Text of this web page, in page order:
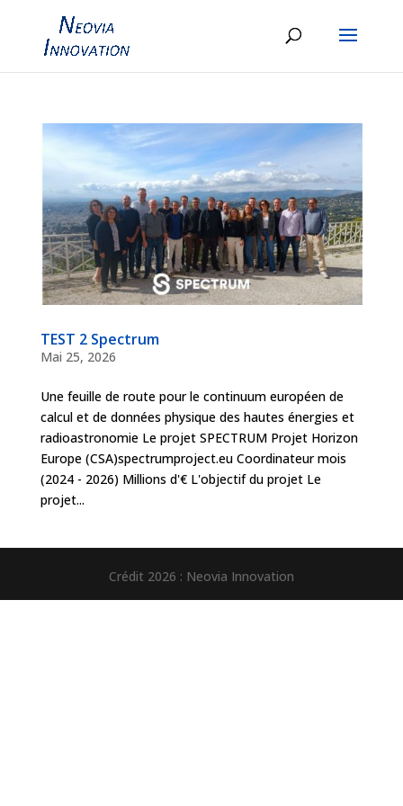
TEST 2 Spectrum
Mai 25, 2026
Une feuille de route pour le continuum européen de
calcul et de données physique des hautes énergies et
radioastronomie Le projet SPECTRUM Projet Horizon
Europe (CSA)spectrumproject.eu Coordinateur mois
(2024 - 2026) Millions d'€ L'objectif du projet Le
projet...
Crédit 2026 : Neovia Innovation